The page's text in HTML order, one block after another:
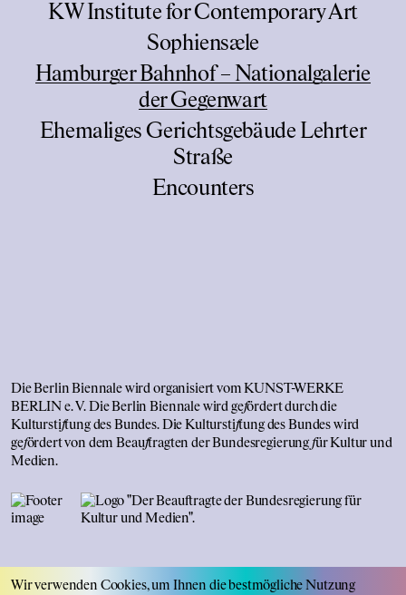
Wir verwenden Cookies, um Ihnen die bestmögliche Nutzung
KW Institute for Contemporary Art
Sophiensæle
Hamburger Bahnhof – Nationalgalerie
der Gegenwart
Ehemaliges Gerichtsgebäude Lehrter
Straße
Encounters
Die Berlin Biennale wird organisiert vom KUNST-WERKE
BERLIN e. V. Die Berlin Biennale wird gefördert durch die
Kulturstiftung des Bundes. Die Kulturstiftung des Bundes wird
gefördert von dem Beauftragten der Bundesregierungfür Kultur und
Medien.
kontakt